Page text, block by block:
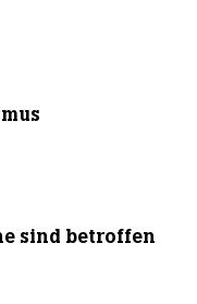
sind betroffen